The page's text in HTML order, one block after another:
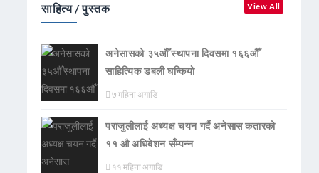
साहित्य / पुस्तक View All
अनेसासको ३५औँ स्थापना दिवसमा १६६औँ
साहित्यिक डबली घन्कियाे
७ महिना अगाडि
पराजुलीलाई अध्यक्ष चयन गर्दै अनेसास कतारको
११ औ अधिबेशन सँम्पन्न
११ महिना अगाडि